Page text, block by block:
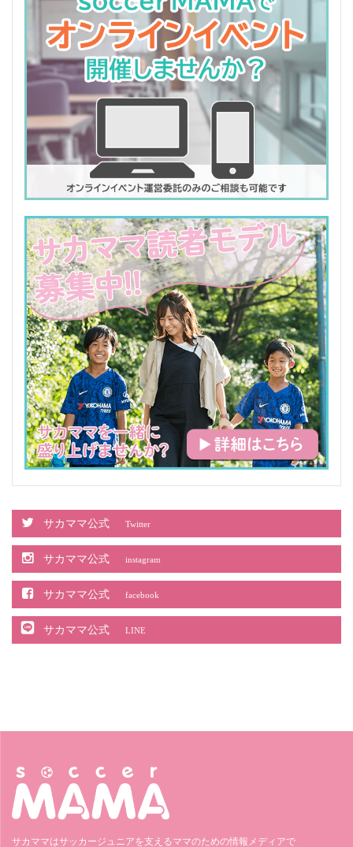
サカママ公式 Twitter
サカママ公式 instagram
サカママ公式 facebook
サカママ公式 LINE
サカママはサッカージュニアを支えるママのための情報メディアで